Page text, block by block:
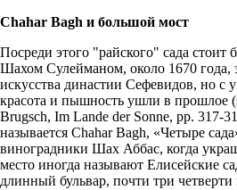
Chahar Ваgh и большой мост
Посреди этого "райского" сада стоит
Шахом Сулейманом, около 1670 года,
искусства династии Сефевидов, но с
красота и пышность ушли в прошлое
Brugsch, Im Lande der Sonne, pp. 317-
называется Chahar Ваgh, «Четыре
виноградники Шах Аббас, когда
место иногда называют Елисейские
длинный бульвар, почти три